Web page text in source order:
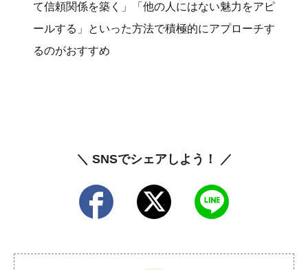
て信頼関係を築く」「他の人にはない魅力をアピ
ールする」といった方法で積極的にアプローチす
るのがおすすめ
＼ SNSでシェアしよう！ ／